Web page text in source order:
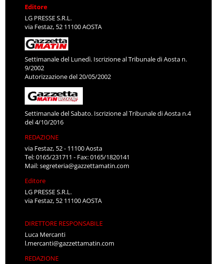
Editore
LG PRESSE S.R.L.
via Festaz, 52 11100 AOSTA
Settimanale del Lunedì. Iscrizione al Tribunale di Aosta n.
9/2002
Autorizzazione del 20/05/2002
Settimanale del Sabato. Iscrizione al Tribunale di Aosta n.4
del 4/10/2016
REDAZIONE
via Festaz, 52 - 11100 Aosta
Tel: 0165/231711 - Fax: 0165/1820141
Mail:segreteria@gazzettamatin.com
Editore
LG PRESSE S.R.L.
via Festaz, 52 11100 AOSTA
DIRETTORE RESPONSABILE
Luca Mercanti
l.mercanti@gazzettamatin.com
REDAZIONE